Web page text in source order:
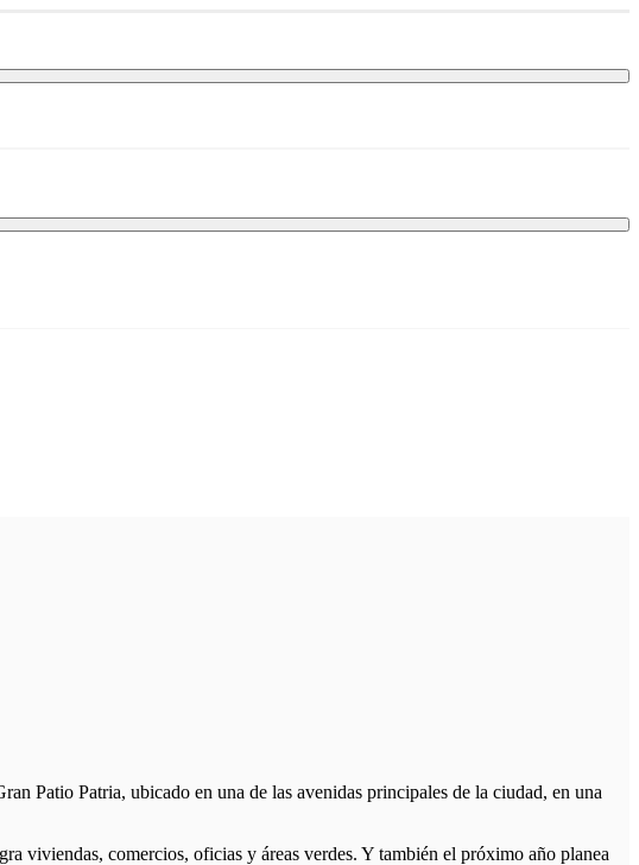
Patio Patria, ubicado en una de las avenidas principales de la ciudad, en una
viviendas, comercios, oficias y áreas verdes. Y también el próximo año planea